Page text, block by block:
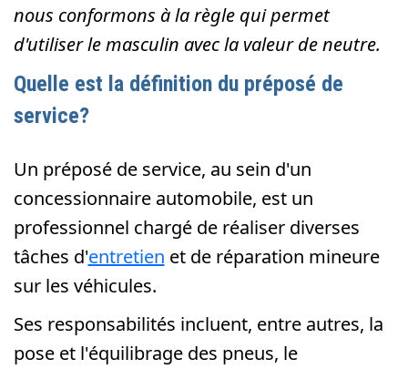
nous conformons à la règle qui permet
d'utiliser le masculin avec la valeur de neutre.
Quelle est la définition du préposé de
service?
Un préposé de service, au sein d'un
concessionnaire automobile, est un
professionnel chargé de réaliser diverses
tâches d'entretien et de réparation mineure
sur les véhicules.
Ses responsabilités incluent, entre autres, la
pose et l'équilibrage des pneus, le